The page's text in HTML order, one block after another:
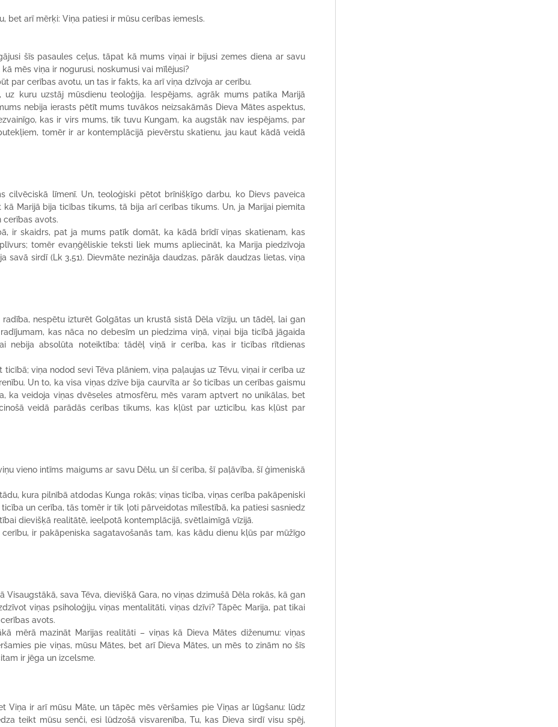
bet arī mērķi: Viņa patiesi ir mūsu cerības iemesls.
šīs pasaules ceļus, tāpat kā mums viņai ir bijusi zemes diena ar savu
mēs viņa ir nogurusi, noskumusi vai mīlējusi?
par cerības avotu, un tas ir fakts, ka arī viņa dzīvoja ar cerību.
kuru uzstāj mūsdienu teoloģija. Iespējams, agrāk mums patika Marijā
nebija ierasts pētīt mums tuvākos neizsakāmās Dieva Mātes aspektus,
kas ir virs mums, tik tuvu Kungam, ka augstāk nav iespējams, par
tomēr ir ar kontemplācijā pievērstu skatienu, jau kaut kādā veidā
cilvēciskā līmenī. Un, teoloģiski pētot brīnišķīgo darbu, ko Dievs paveica
Marijā bija ticības tikums, tā bija arī cerības tikums. Un, ja Marijai piemita
cerības avots.
ir skaidrs, pat ja mums patīk domāt, ka kādā brīdī viņas skatienam, kas
tomēr evaņģēliskie teksti liek mums apliecināt, ka Marija piedzīvoja
savā sirdī (Lk 3,51). Dievmāte nezināja daudzas, pārāk daudzas lietas, viņa
nespētu izturēt Golgātas un krustā sistā Dēla vīziju, un tādēļ, lai gan
kas nāca no debesīm un piedzima viņā, viņai bija ticībā jāgaida
nebija absolūta noteiktība: tādēļ viņā ir cerība, kas ir ticības rītdienas
viņa nodod sevi Tēva plāniem, viņa paļaujas uz Tēvu, viņai ir cerība uz
Un to, ka visa viņas dzīve bija caurvīta ar šo ticības un cerības gaismu
veidoja viņas dvēseles atmosfēru, mēs varam aptvert no unikālas, bet
veidā parādās cerības tikums, kas kļūst par uzticību, kas kļūst par
vieno intīms maigums ar savu Dēlu, un šī cerība, šī paļāvība, šī ģimeniskā
kura pilnībā atdodas Kunga rokās; viņas ticība, viņas cerība pakāpeniski
un cerība, tās tomēr ir tik ļoti pārveidotas mīlestībā, ka patiesi sasniedz
dievišķā realitātē, ieelpotā kontemplācijā, svētlaimīgā vīzijā.
ir pakāpeniska sagatavošanās tam, kas kādu dienu kļūs par mūžīgo
Visaugstākā, sava Tēva, dievišķā Gara, no viņas dzimušā Dēla rokās, kā gan
viņas psiholoģiju, viņas mentalitāti, viņas dzīvi? Tāpēc Marija, pat tikai
avots.
mērā mazināt Marijas realitāti – viņas kā Dieva Mātes diženumu: viņas
pie viņas, mūsu Mātes, bet arī Dieva Mātes, un mēs to zinām no šīs
ir jēga un izcelsme.
Viņa ir arī mūsu Māte, un tāpēc mēs vēršamies pie Viņas ar lūgšanu: lūdz
teikt mūsu senči, esi lūdzošā visvarenība, Tu, kas Dieva sirdī visu spēj,